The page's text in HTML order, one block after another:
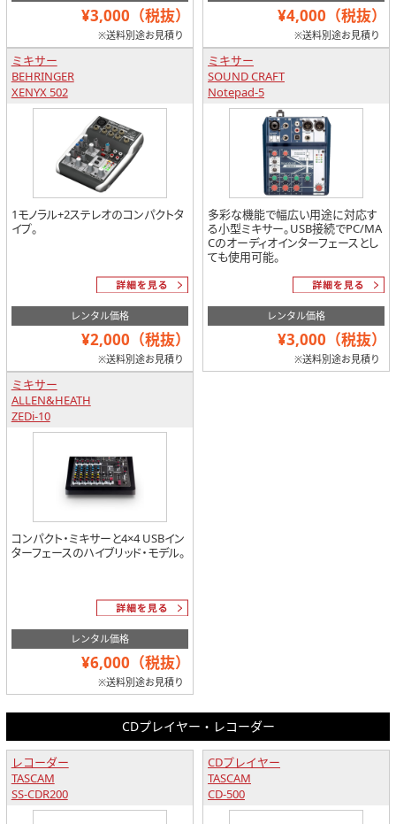
¥3,000（税抜）
※送料別途お見積り
¥4,000（税抜）
※送料別途お見積り
ミキサー
BEHRINGER
XENYX 502
1モノラル+2ステレオのコンパクトタ
イプ。
レンタル価格
¥2,000（税抜）
※送料別途お見積り
ミキサー
SOUND CRAFT
Notepad-5
多彩な機能で幅広い用途に対応す
る小型ミキサー。USB接続でPC/MA
Cのオーディオインターフェースとし
ても使用可能。
レンタル価格
¥3,000（税抜）
※送料別途お見積り
ミキサー
ALLEN&HEATH
ZEDi-10
コンパクト・ミキサーと4×4 USBイン
ターフェースのハイブリッド・モデル。
レンタル価格
¥6,000（税抜）
※送料別途お見積り
CDプレイヤー・レコーダー
レコーダー
TASCAM
SS-CDR200
CDプレイヤー
TASCAM
CD-500